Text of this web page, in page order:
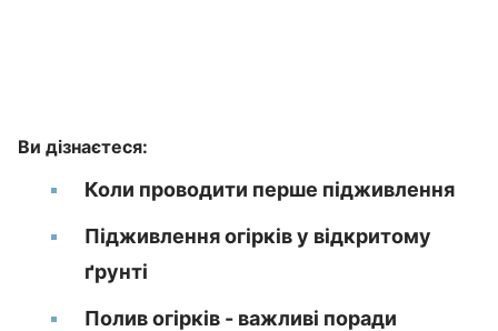
Ви дізнаєтеся:
Коли проводити перше підживлення
Підживлення огірків у відкритому
ґрунті
Полив огірків - важливі поради